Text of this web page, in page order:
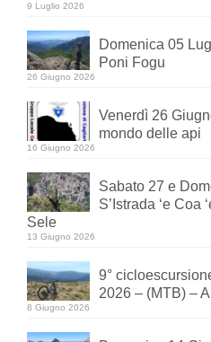
9 Luglio 2026
Domenica 05
Poni Fogu
26 Giugno 2026
Venerdì 26
mondo delle api
16 Giugno 2026
Sabato 27 e
S’Istrada ‘e Coa
Sele
13 Giugno 2026
9°
2026 – (MTB) –
8 Giugno 2026